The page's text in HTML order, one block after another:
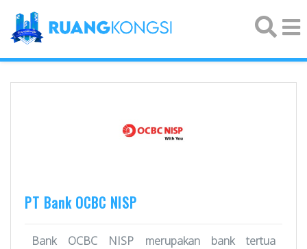
×
PT Bank OCBC NISP
Bank OCBC NISP merupakan bank tertua